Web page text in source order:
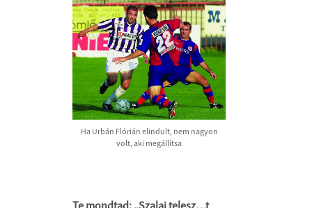
Ha Urbán Flórián elindult, nem nagyon
volt, aki megállítsa